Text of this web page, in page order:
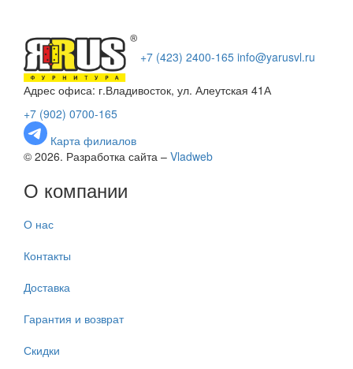
+7 (423) 2400-165 info@yarusvl.ru
Адрес офиса: г.Владивосток, ул. Алеутская 41А
+7 (902) 0700-165
Карта филиалов
© 2026. Разработка сайта – Vladweb
О компании
О нас
Контакты
Доставка
Гарантия и возврат
Скидки